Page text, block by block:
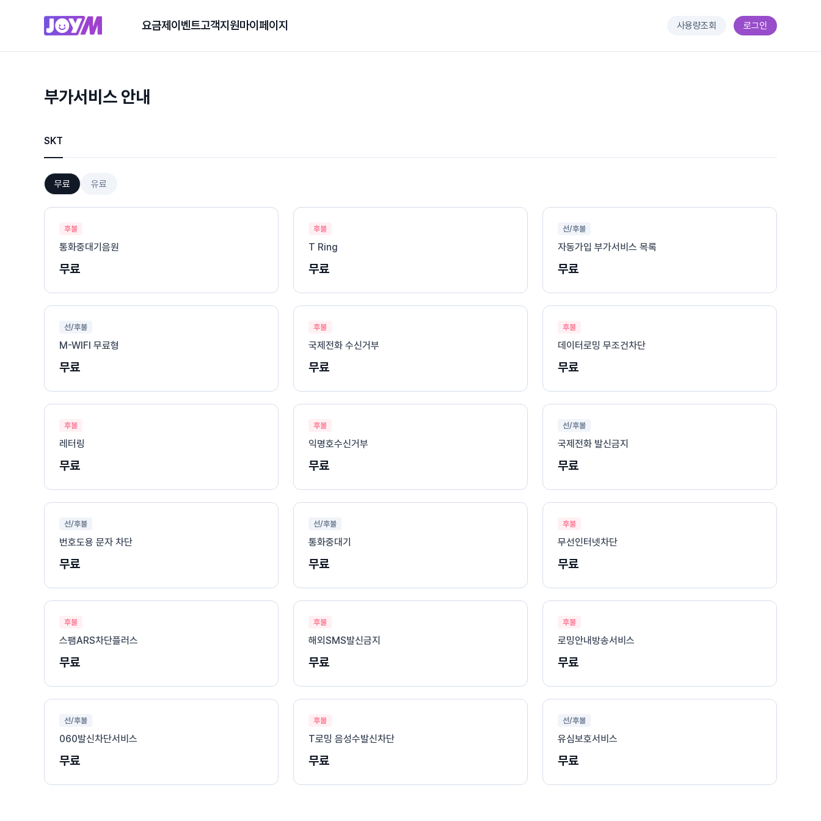
요금제 이벤트고객지원마이페이지 사용량조회 로그인
부가서비스 안내
SKT
무료 유료
후불
통화중대기음원
무료
후불
T Ring
무료
선/후불
자동가입 부가서비스 목록
무료
선/후불
M-WIFI 무료형
무료
후불
국제전화 수신거부
무료
후불
데이터로밍 무조건차단
무료
후불
레터링
무료
후불
익명호수신거부
무료
선/후불
국제전화 발신금지
무료
선/후불
번호도용 문자 차단
무료
선/후불
통화중대기
무료
후불
무선인터넷차단
무료
후불
스팸ARS차단플러스
무료
후불
해외SMS발신금지
무료
후불
로밍안내방송서비스
무료
선/후불
060발신차단서비스
무료
후불
T로밍 음성수발신차단
무료
선/후불
유심보호서비스
무료